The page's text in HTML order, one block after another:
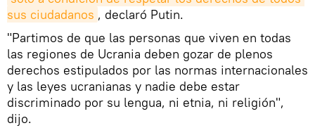
sus ciudadanos , declaró Putin.
"Partimos de que las personas que viven en todas
las regiones de Ucrania deben gozar de plenos
derechos estipulados por las normas internacionales
y las leyes ucranianas y nadie debe estar
discriminado por su lengua, ni etnia, ni religión",
dijo.